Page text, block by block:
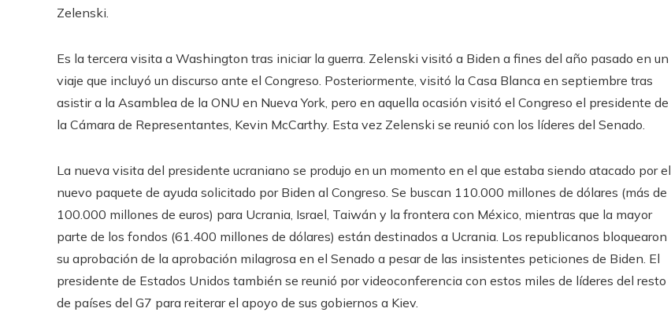
Zelenski.
Es la tercera visita a Washington tras iniciar la guerra. Zelenski visitó a Biden a fines del año pasado en un
viaje que incluyó un discurso ante el Congreso. Posteriormente, visitó la Casa Blanca en septiembre tras
asistir a la Asamblea de la ONU en Nueva York, pero en aquella ocasión visitó el Congreso el presidente de
la Cámara de Representantes, Kevin McCarthy. Esta vez Zelenski se reunió con los líderes del Senado.
La nueva visita del presidente ucraniano se produjo en un momento en el que estaba siendo atacado por el
nuevo paquete de ayuda solicitado por Biden al Congreso. Se buscan 110.000 millones de dólares (más de
100.000 millones de euros) para Ucrania, Israel, Taiwán y la frontera con México, mientras que la mayor
parte de los fondos (61.400 millones de dólares) están destinados a Ucrania. Los republicanos bloquearon
su aprobación de la aprobación milagrosa en el Senado a pesar de las insistentes peticiones de Biden. El
presidente de Estados Unidos también se reunió por videoconferencia con estos miles de líderes del resto
de países del G7 para reiterar el apoyo de sus gobiernos a Kiev.